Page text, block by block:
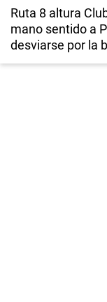
Ruta 8 altura
mano sentido a
desviarse por la